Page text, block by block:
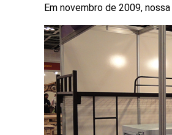
Em novembro de 2009,